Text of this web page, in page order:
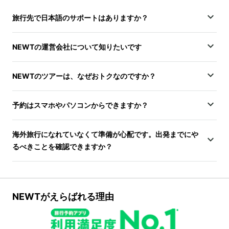
旅行先で日本語のサポートはありますか？
NEWTの運営会社について知りたいです
NEWTのツアーは、なぜおトクなのですか？
予約はスマホやパソコンからできますか？
海外旅行になれていなくて準備が心配です。出発までにや
るべきことを確認できますか？
NEWTがえらばれる理由